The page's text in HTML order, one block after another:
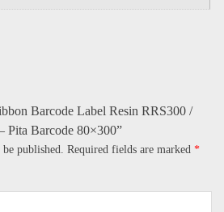
Barcode Label Resin RRS300 /
Pita Barcode 80×300”
published. Required fields are marked *